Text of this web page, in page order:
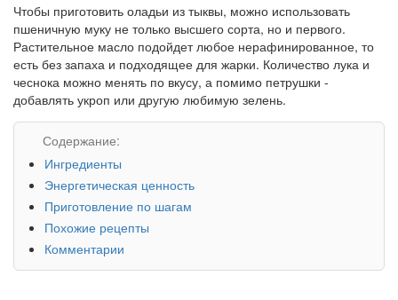
Чтобы приготовить оладьи из тыквы, можно использовать
пшеничную муку не только высшего сорта, но и первого.
Растительное масло подойдет любое нерафинированное, то
есть без запаха и подходящее для жарки. Количество лука и
чеснока можно менять по вкусу, а помимо петрушки -
добавлять укроп или другую любимую зелень.
Содержание:
Ингредиенты
Энергетическая ценность
Приготовление по шагам
Похожие рецепты
Комментарии